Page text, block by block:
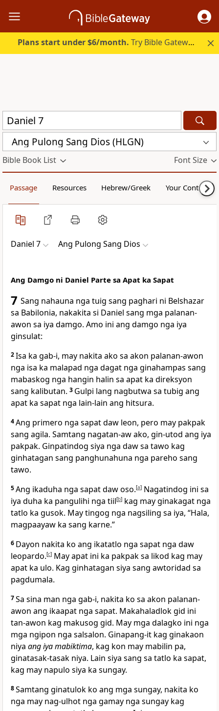
Plans start under $6/month. Try Bible Gateway Plus.
Ang Pulong Sang Dios (HLGN)
Bible Book List Font Size
Passage Resources Hebrew/Greek Your Content
Daniel 7 Ang Pulong Sang Dios
Ang Damgo ni Daniel Parte sa Apat ka Sapat
7 Sang nahauna nga tuig sang paghari ni Belshazar
sa Babilonia, nakakita si Daniel sang mga palanan-
awon sa iya damgo. Amo ini ang damgo nga iya
ginsulat:
2Isa ka gab-i, may nakita ako sa akon palanan-awon
nga isa ka malapad nga dagat nga ginahampas sang
mabaskog nga hangin halin sa apat ka direksyon
sang kalibutan. 3 Gulpi lang nagbutwa sa tubig ang
apat ka sapat nga lain-lain ang hitsura.
4Ang primero nga sapat daw leon, pero may pakpak
sang agila. Samtang nagatan-aw ako, gin-utod ang iya
pakpak. Ginpatindog siya nga daw sa tawo kag
ginhatagan sang panghunahuna nga pareho sang
tawo.
5Ang ikaduha nga sapat daw oso.[a] Nagatindog ini sa
iya duha ka pangulihi nga tiil[b] kag may ginakagat nga
tatlo ka gusok. May tingog nga nagsiling sa iya, “Hala,
magpaayaw ka sang karne.”
6 Dayon nakita ko ang ikatatlo nga sapat nga daw
leopardo.[c] May apat ini ka pakpak sa likod kag may
apat ka ulo. Kag ginhatagan siya sang awtoridad sa
pagdumala.
7Sa sina man nga gab-i, nakita ko sa akon palanan-
awon ang ikaapat nga sapat. Makahaladlok gid ini
tan-awon kag makusog gid. May mga dalagko ini nga
mga ngipon nga salsalon. Ginapang-it kag ginakaon
niya ang iya mabiktima, kag kon may mabilin pa,
ginatasak-tasak niya. Lain siya sang sa tatlo ka sapat,
kag may napulo siya ka sungay.
8Samtang ginatulok ko ang mga sungay, nakita ko
nga may nag-ulhot nga gamay nga sungay kag